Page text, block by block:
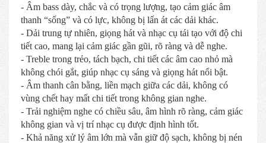
- Âm bass dày, chắc và có trọng lượng, tạo cảm giác âm
thanh “sống” và có lực, không bị lấn át các dải khác.
- Dải trung tự nhiên, giọng hát và nhạc cụ tái tạo với độ chi
tiết cao, mang lại cảm giác gần gũi, rõ ràng và dễ nghe.
- Treble trong trẻo, tách bạch, chi tiết các âm cao nhỏ mà
không chói gắt, giúp nhạc cụ sáng và giọng hát nổi bật.
- Âm thanh cân bằng, liền mạch giữa các dải, không có
vùng chết hay mất chi tiết trong không gian nghe.
- Trải nghiệm nghe có chiều sâu, âm hình rõ ràng, cảm giác
không gian và vị trí nhạc cụ được định hình tốt.
- Khả năng xử lý âm lớn mà vẫn giữ độ sạch, không bị nén